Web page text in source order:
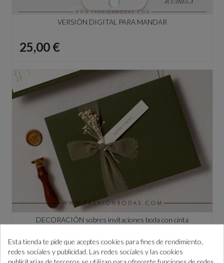
VERSIÓN DIGITAL PARA MANDAR
Precio
25,00 €
DECORACIÓN sobres invitaciones boda con cinta
deshilachada
Precio
1,05 €
Esta tienda te pide que aceptes cookies para fines de rendimiento,
redes sociales y publicidad. Las redes sociales y las cookies